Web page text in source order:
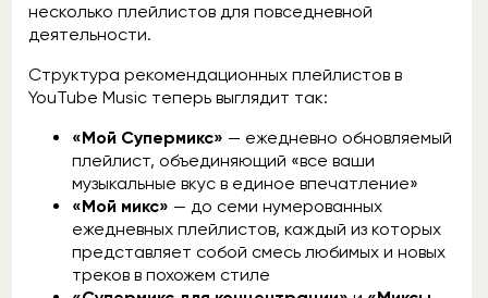
несколько плейлистов для повседневной
деятельности.
Структура рекомендационных плейлистов в
YouTube Music теперь выглядит так:
«Мой Супермикс» — ежедневно обновляемый
плейлист, объединяющий «все ваши
музыкальные вкус в единое впечатление»
«Мой микс» — до семи нумерованных
ежедневных плейлистов, каждый из которых
представляет собой смесь любимых и новых
треков в похожем стиле